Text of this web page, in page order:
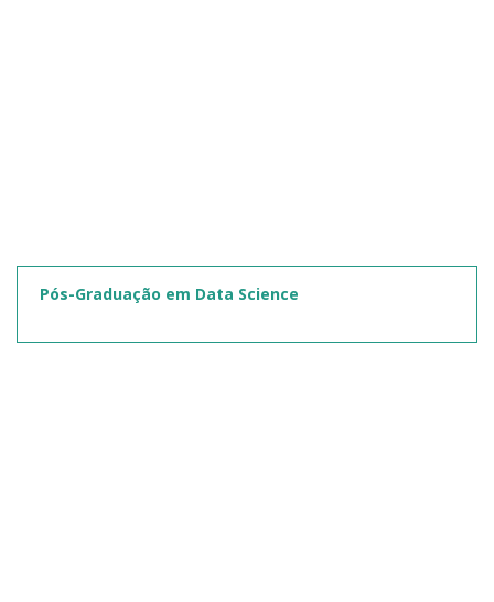
Pós-Graduação em Data Science